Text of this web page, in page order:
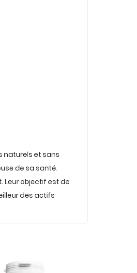
naturels et sans
de sa santé.
Leur objectif est de
des actifs